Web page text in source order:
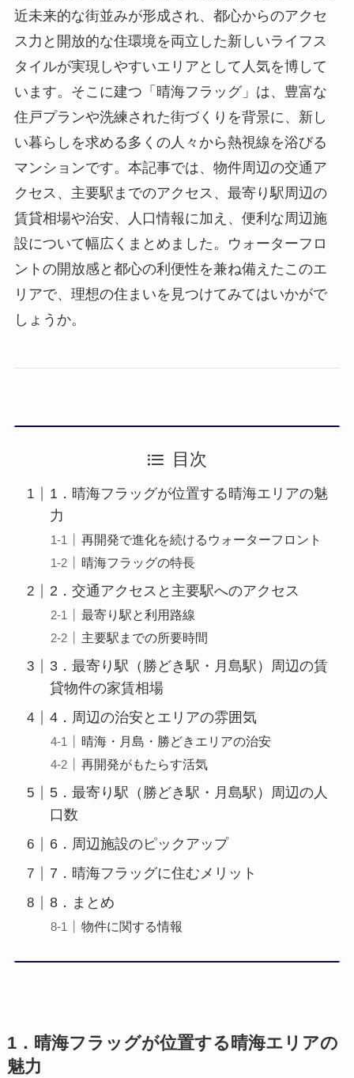
近未来的な街並みが形成され、都心からのアクセ
ス力と開放的な住環境を両立した新しいライフス
タイルが実現しやすいエリアとして人気を博して
います。そこに建つ「晴海フラッグ」は、豊富な
住戸プランや洗練された街づくりを背景に、新し
い暮らしを求める多くの人々から熱視線を浴びる
マンションです。本記事では、物件周辺の交通ア
クセス、主要駅までのアクセス、最寄り駅周辺の
賃貸相場や治安、人口情報に加え、便利な周辺施
設について幅広くまとめました。ウォーターフロ
ントの開放感と都心の利便性を兼ね備えたこのエ
リアで、理想の住まいを見つけてみてはいかがで
しょうか。
目次
1．晴海フラッグが位置する晴海エリアの魅
力
再開発で進化を続けるウォーターフロント
晴海フラッグの特長
2．交通アクセスと主要駅へのアクセス
最寄り駅と利用路線
主要駅までの所要時間
3．最寄り駅（勝どき駅・月島駅）周辺の賃
貸物件の家賃相場
4．周辺の治安とエリアの雰囲気
晴海・月島・勝どきエリアの治安
再開発がもたらす活気
5．最寄り駅（勝どき駅・月島駅）周辺の人
口数
6．周辺施設のピックアップ
7．晴海フラッグに住むメリット
8．まとめ
物件に関する情報
1．晴海フラッグが位置する晴海エリアの
魅力